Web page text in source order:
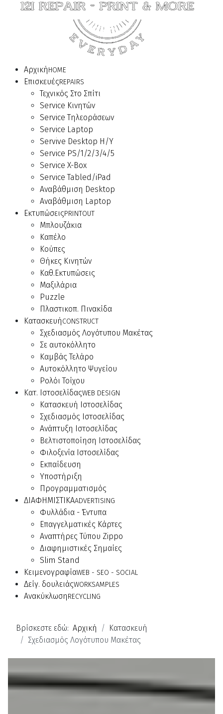
ΑρχικήHOME
ΕπισκευέςREPAIRS
Τεχνικός Στο Σπίτι
Service Κινητών
Service Τηλεοράσεων
Service Laptop
Servive Desktop Η/Υ
Service PS/1/2/3/4/5
Service X-Box
Service Tabled/iPad
Αναβάθμιση Desktop
Αναβάθμιση Laptop
ΕκτυπώσειςPRINTOUT
Μπλουζάκια
Καπέλο
Κούπες
Θήκες Κινητών
Καθ.Εκτυπώσεις
Μαξιλάρια
Puzzle
Πλαστικοπ. Πινακίδα
ΚατασκευήCONSTRUCT
Σχεδιασμός Λογότυπου Μακέτας
Σε αυτοκόλλητο
Καμβάς Τελάρο
Αυτοκόλλητο Ψυγείου
Ρολόι Τοίχου
Κατ. ΙστοσελίδαςWEB DESIGN
Κατασκευή Ιστοσελίδας
Σχεδιασμός Ιστοσελίδας
Ανάπτυξη Ιστοσελίδας
Βελτιστοποίηση Ιστοσελίδας
Φιλοξενία Ιστοσελίδας
Εκπαίδευση
Υποστήριξη
Προγραμματισμός
ΔΙΑΦΗΜΙΣΤΙΚΑADVERTISING
Φυλλάδια - Έντυπα
Επαγγελματικές Κάρτες
Αναπτήρες Τύπου Zippo
Διαφημιστικές Σημαίες
Slim Stand
ΚειμενογραφίαWEB - SEO - SOCIAL
Δείγ. δουλειάςWORKSAMPLES
ΑνακύκλωσηRECYCLING
Βρίσκεστε εδώ: Αρχική
Κατασκευή
Σχεδιασμός Λογότυπου Μακέτας